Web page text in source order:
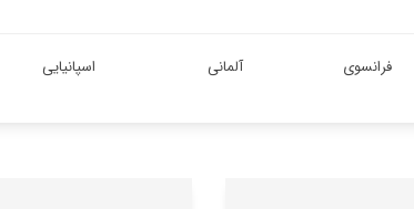
فرانسوی آلمانی اسپانیایی